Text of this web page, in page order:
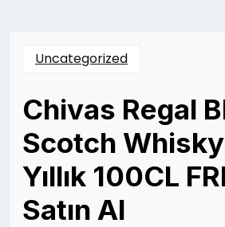
Uncategorized
Chivas Regal
Scotch
Yıllık 100CL
Satın Al